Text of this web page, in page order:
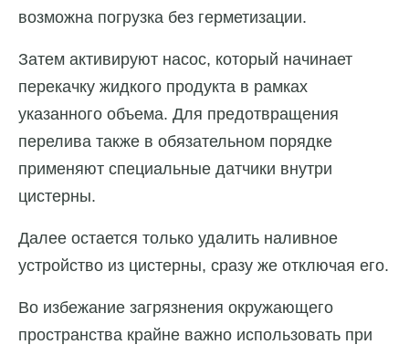
возможна погрузка без герметизации.
Затем активируют насос, который начинает
перекачку жидкого продукта в рамках
указанного объема. Для предотвращения
перелива также в обязательном порядке
применяют специальные датчики внутри
цистерны.
Далее остается только удалить наливное
устройство из цистерны, сразу же отключая его.
Во избежание загрязнения окружающего
пространства крайне важно использовать при